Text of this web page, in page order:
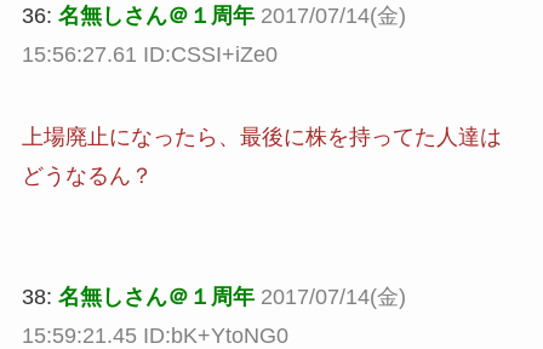
36: 名無しさん＠１周年 2017/07/14(金)
15:56:27.61 ID:CSSI+iZe0
上場廃止になったら、最後に株を持ってた人達は
どうなるん？
38: 名無しさん＠１周年 2017/07/14(金)
15:59:21.45 ID:bK+YtoNG0